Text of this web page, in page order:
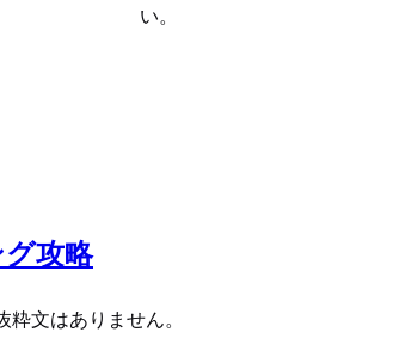
い。
攻略
文はありません。